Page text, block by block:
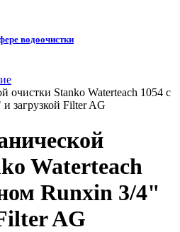
водоочистки
очистки Stanko Waterteach 1054 с
загрузкой Filter AG
Waterteach
Runxin 3/4"
AG